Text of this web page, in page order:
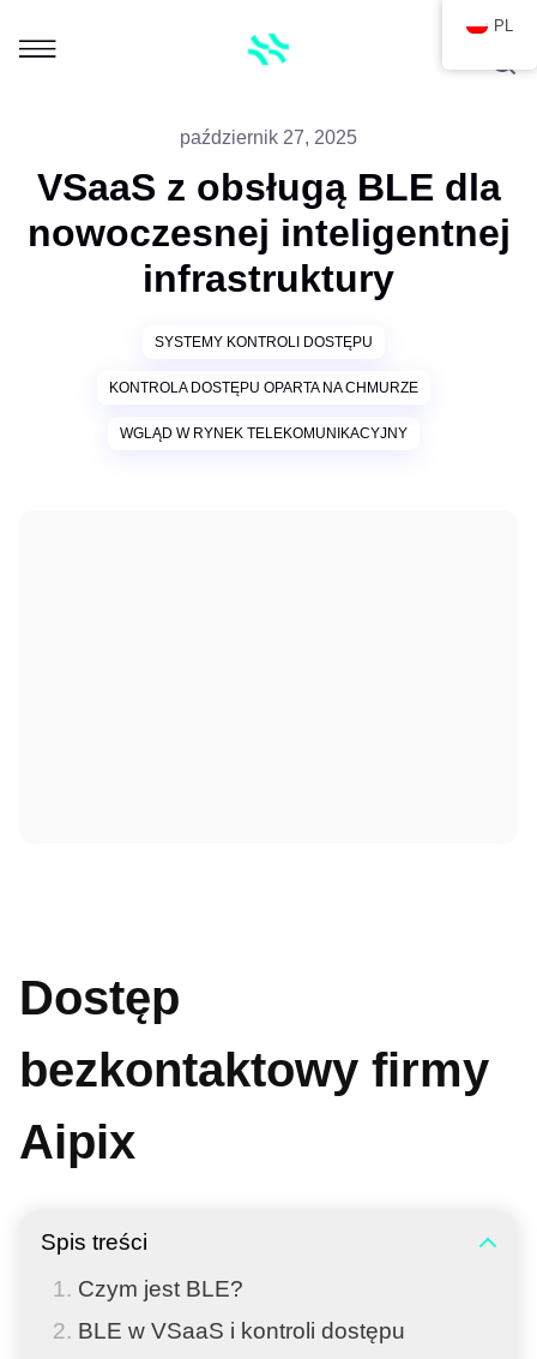
październik 27, 2025
VSaaS z obsługą BLE dla
nowoczesnej inteligentnej
infrastruktury
SYSTEMY KONTROLI DOSTĘPU
KONTROLA DOSTĘPU OPARTA NA CHMURZE
WGLĄD W RYNEK TELEKOMUNIKACYJNY
Dostęp
bezkontaktowy firmy
Aipix
Spis treści
Czym jest BLE?
BLE w VSaaS i kontroli dostępu
PL